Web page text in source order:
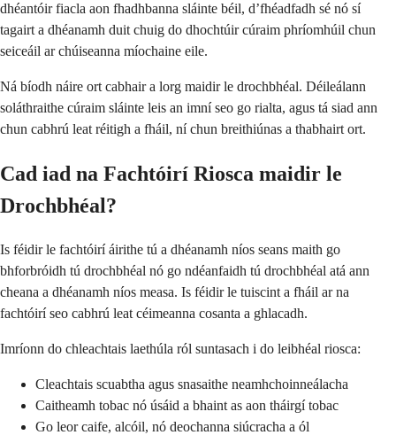
dhéantóir fiacla aon fhadhbanna sláinte béil, d’fhéadfadh sé nó sí
tagairt a dhéanamh duit chuig do dhochtúir cúraim phríomhúil chun
seiceáil ar chúiseanna míochaine eile.
Ná bíodh náire ort cabhair a lorg maidir le drochbhéal. Déileálann
soláthraithe cúraim sláinte leis an imní seo go rialta, agus tá siad ann
chun cabhrú leat réitigh a fháil, ní chun breithiúnas a thabhairt ort.
Cad iad na Fachtóirí Riosca maidir le
Drochbhéal?
Is féidir le fachtóirí áirithe tú a dhéanamh níos seans maith go
bhforbróidh tú drochbhéal nó go ndéanfaidh tú drochbhéal atá ann
cheana a dhéanamh níos measa. Is féidir le tuiscint a fháil ar na
fachtóirí seo cabhrú leat céimeanna cosanta a ghlacadh.
Imríonn do chleachtais laethúla ról suntasach i do leibhéal riosca:
Cleachtais scuabtha agus snasaithe neamhchoinneálacha
Caitheamh tobac nó úsáid a bhaint as aon tháirgí tobac
Go leor caife, alcóil, nó deochanna siúcracha a ól